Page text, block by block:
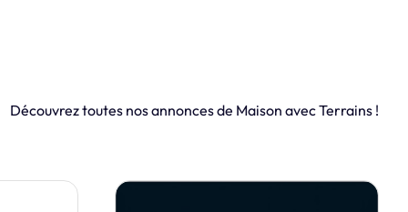
Découvrez toutes nos annonces de Maison avec Terrains !